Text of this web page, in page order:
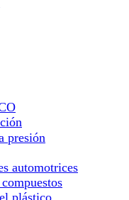
presión
automotrices